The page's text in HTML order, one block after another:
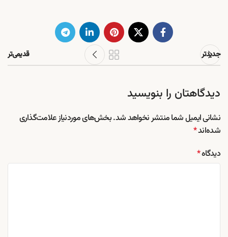
جدیدتر قدیمی‌تر
دیدگاهتان را بنویسید
نشانی ایمیل شما منتشر نخواهد شد.بخش‌های موردنیاز علامت‌گذاری
شده‌اند*
دیدگاه*